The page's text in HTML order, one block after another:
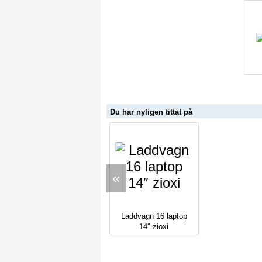
Du har nyligen tittat på
«
Laddvagn 16 laptop
14″ zioxi